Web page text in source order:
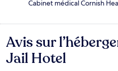
Cabinet médical Cornish
Avis
Avis sur
Jail Hotel